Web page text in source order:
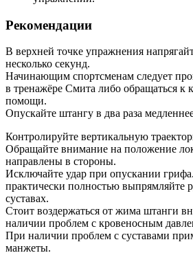
Рекомендации
В верхней точке упражнения
несколько секунд.
Начинающим спортсменам следует
в тренажёре Смита либо обращаться к
помощи.
Опускайте штангу в два раза
Контролируйте вертикальную
Обращайте внимание на положение
направлены в стороны.
Исключайте удар при опускании
практически полностью выпрямляйте
суставах.
Стоит воздержаться от жима штанги
наличии проблем с кровеносным
При наличии проблем с суставами
манжеты.